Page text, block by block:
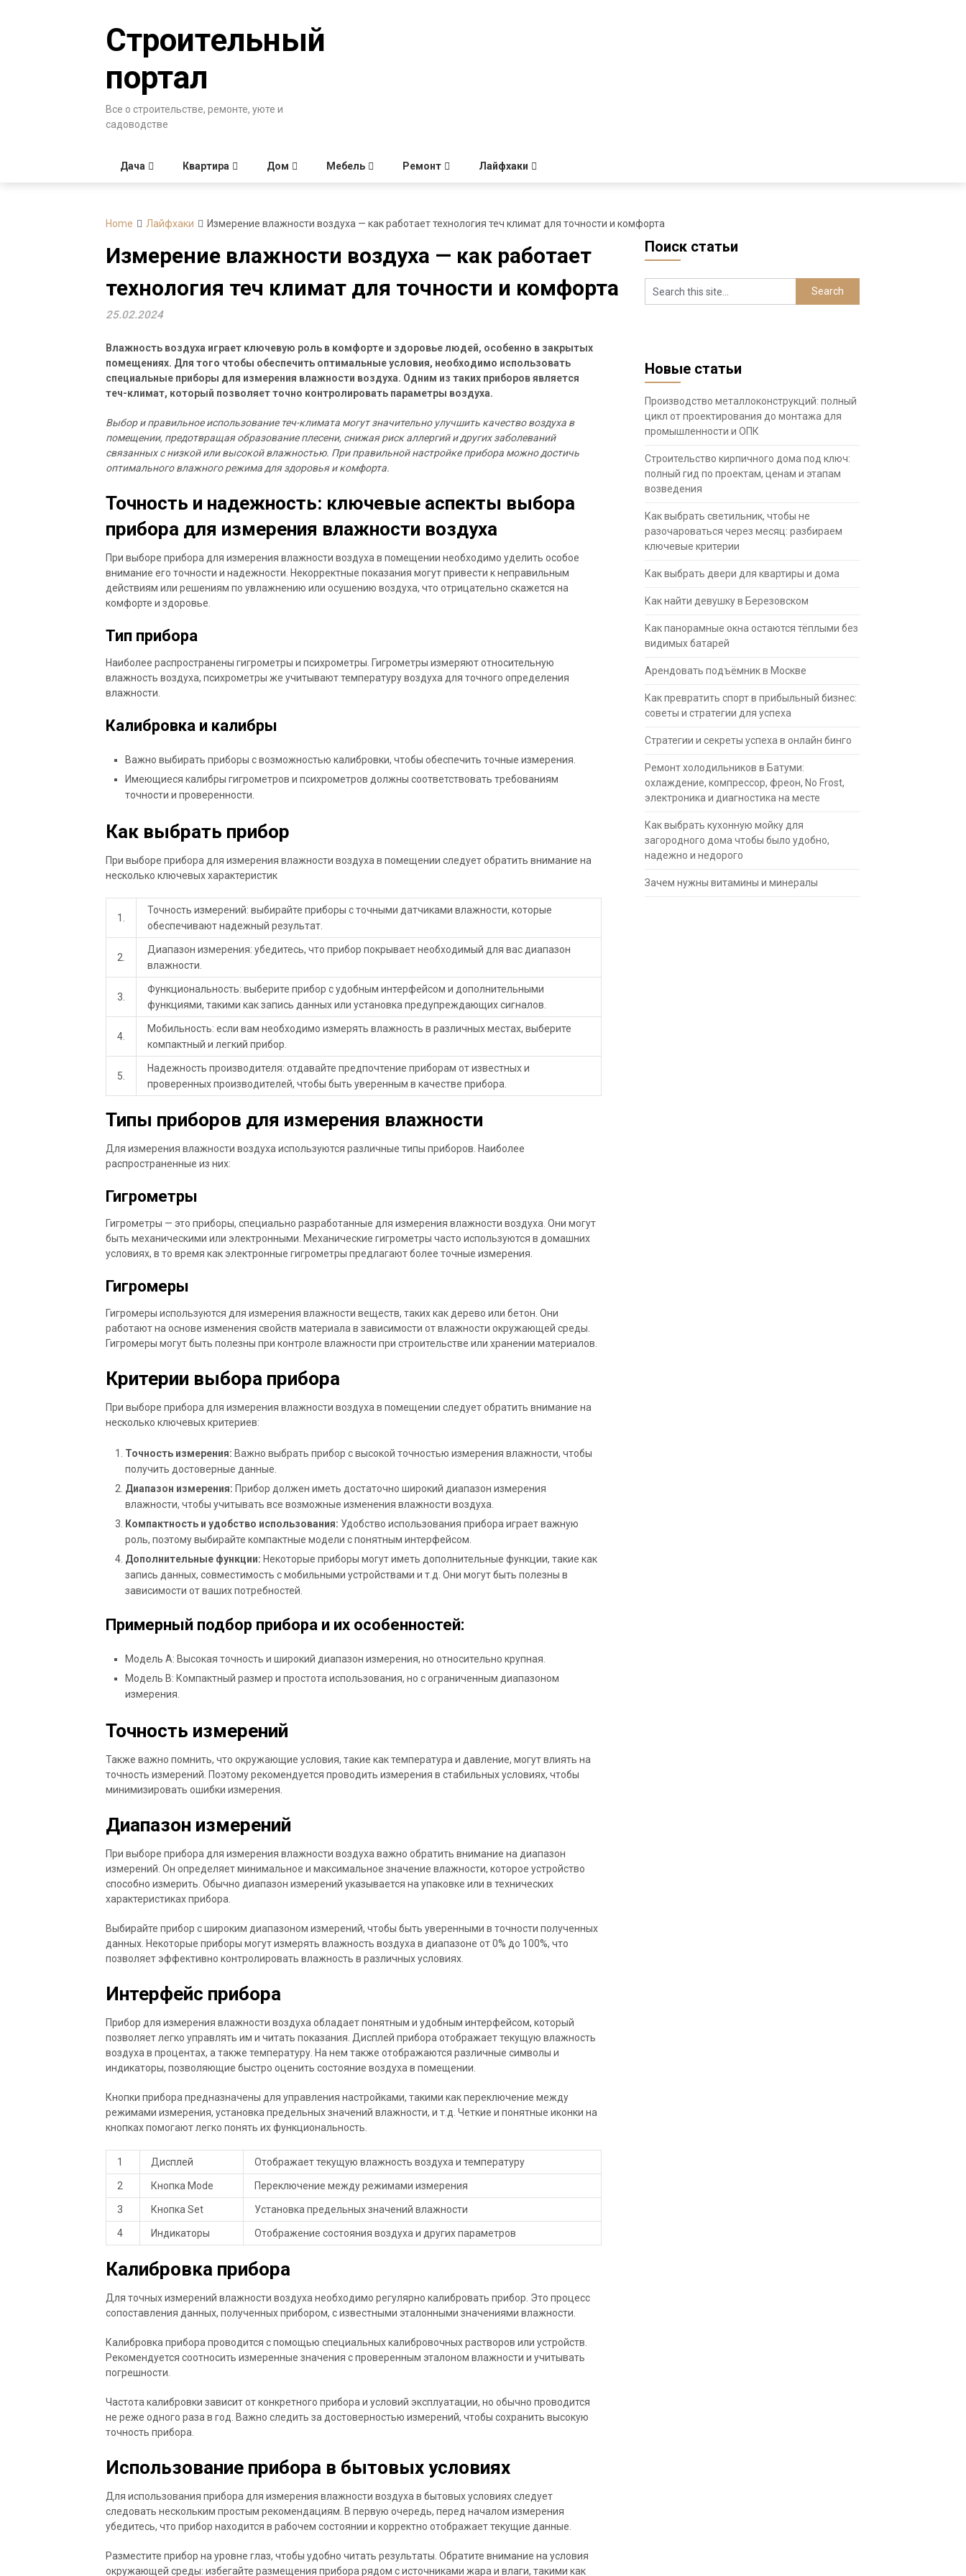
Строительный
портал
Все о строительстве, ремонте, уюте и
садоводстве
Дача Квартира Дом Мебель Ремонт Лайфхаки
Home Лайфхаки Измерение влажности воздуха — как работает технология теч климат для точности и комфорта
Измерение влажности воздуха — как работает
технология теч климат для точности и комфорта
25.02.2024
Влажность воздуха играет ключевую роль в комфорте и здоровье людей, особенно в закрытых
помещениях. Для того чтобы обеспечить оптимальные условия, необходимо использовать
специальные приборы для измерения влажности воздуха. Одним из таких приборов является
теч-климат, который позволяет точно контролировать параметры воздуха.
Выбор и правильное использование теч-климата могут значительно улучшить качество воздуха в
помещении, предотвращая образование плесени, снижая риск аллергий и других заболеваний
связанных с низкой или высокой влажностью. При правильной настройке прибора можно достичь
оптимального влажного режима для здоровья и комфорта.
Точность и надежность: ключевые аспекты выбора
прибора для измерения влажности воздуха
При выборе прибора для измерения влажности воздуха в помещении необходимо уделить особое
внимание его точности и надежности. Некорректные показания могут привести к неправильным
действиям или решениям по увлажнению или осушению воздуха, что отрицательно скажется на
комфорте и здоровье.
Тип прибора
Наиболее распространены гигрометры и психрометры. Гигрометры измеряют относительную
влажность воздуха, психрометры же учитывают температуру воздуха для точного определения
влажности.
Калибровка и калибры
Важно выбирать приборы с возможностью калибровки, чтобы обеспечить точные измерения.
Имеющиеся калибры гигрометров и психрометров должны соответствовать требованиям
точности и проверенности.
Как выбрать прибор
При выборе прибора для измерения влажности воздуха в помещении следует обратить внимание на
несколько ключевых характеристик
1.
Точность измерений: выбирайте приборы с точными датчиками влажности, которые
обеспечивают надежный результат.
2.
Диапазон измерения: убедитесь, что прибор покрывает необходимый для вас диапазон
влажности.
3.
Функциональность: выберите прибор с удобным интерфейсом и дополнительными
функциями, такими как запись данных или установка предупреждающих сигналов.
4.
Мобильность: если вам необходимо измерять влажность в различных местах, выберите
компактный и легкий прибор.
5.
Надежность производителя: отдавайте предпочтение приборам от известных и
проверенных производителей, чтобы быть уверенным в качестве прибора.
Типы приборов для измерения влажности
Для измерения влажности воздуха используются различные типы приборов. Наиболее
распространенные из них:
Гигрометры
Гигрометры — это приборы, специально разработанные для измерения влажности воздуха. Они могут
быть механическими или электронными. Механические гигрометры часто используются в домашних
условиях, в то время как электронные гигрометры предлагают более точные измерения.
Гигромеры
Гигромеры используются для измерения влажности веществ, таких как дерево или бетон. Они
работают на основе изменения свойств материала в зависимости от влажности окружающей среды.
Гигромеры могут быть полезны при контроле влажности при строительстве или хранении материалов.
Критерии выбора прибора
При выборе прибора для измерения влажности воздуха в помещении следует обратить внимание на
несколько ключевых критериев:
Точность измерения: Важно выбрать прибор с высокой точностью измерения влажности, чтобы
получить достоверные данные.
Диапазон измерения: Прибор должен иметь достаточно широкий диапазон измерения
влажности, чтобы учитывать все возможные изменения влажности воздуха.
Компактность и удобство использования: Удобство использования прибора играет важную
роль, поэтому выбирайте компактные модели с понятным интерфейсом.
Дополнительные функции: Некоторые приборы могут иметь дополнительные функции, такие как
запись данных, совместимость с мобильными устройствами и т.д. Они могут быть полезны в
зависимости от ваших потребностей.
Примерный подбор прибора и их особенностей:
Модель A: Высокая точность и широкий диапазон измерения, но относительно крупная.
Модель B: Компактный размер и простота использования, но с ограниченным диапазоном
измерения.
Точность измерений
Также важно помнить, что окружающие условия, такие как температура и давление, могут влиять на
точность измерений. Поэтому рекомендуется проводить измерения в стабильных условиях, чтобы
минимизировать ошибки измерения.
Диапазон измерений
При выборе прибора для измерения влажности воздуха важно обратить внимание на диапазон
измерений. Он определяет минимальное и максимальное значение влажности, которое устройство
способно измерить. Обычно диапазон измерений указывается на упаковке или в технических
характеристиках прибора.
Выбирайте прибор с широким диапазоном измерений, чтобы быть уверенными в точности полученных
данных. Некоторые приборы могут измерять влажность воздуха в диапазоне от 0% до 100%, что
позволяет эффективно контролировать влажность в различных условиях.
Интерфейс прибора
Прибор для измерения влажности воздуха обладает понятным и удобным интерфейсом, который
позволяет легко управлять им и читать показания. Дисплей прибора отображает текущую влажность
воздуха в процентах, а также температуру. На нем также отображаются различные символы и
индикаторы, позволяющие быстро оценить состояние воздуха в помещении.
Кнопки прибора предназначены для управления настройками, такими как переключение между
режимами измерения, установка предельных значений влажности, и т.д. Четкие и понятные иконки на
кнопках помогают легко понять их функциональность.
1 Дисплей Отображает текущую влажность воздуха и температуру
2 Кнопка Mode Переключение между режимами измерения
3 Кнопка Set Установка предельных значений влажности
4 Индикаторы Отображение состояния воздуха и других параметров
Калибровка прибора
Для точных измерений влажности воздуха необходимо регулярно калибровать прибор. Это процесс
сопоставления данных, полученных прибором, с известными эталонными значениями влажности.
Калибровка прибора проводится с помощью специальных калибровочных растворов или устройств.
Рекомендуется соотносить измеренные значения с проверенным эталоном влажности и учитывать
погрешности.
Частота калибровки зависит от конкретного прибора и условий эксплуатации, но обычно проводится
не реже одного раза в год. Важно следить за достоверностью измерений, чтобы сохранить высокую
точность прибора.
Использование прибора в бытовых условиях
Для использования прибора для измерения влажности воздуха в бытовых условиях следует
следовать нескольким простым рекомендациям. В первую очередь, перед началом измерения
убедитесь, что прибор находится в рабочем состоянии и корректно отображает текущие данные.
Разместите прибор на уровне глаз, чтобы удобно читать результаты. Обратите внимание на условия
окружающей среды: избегайте размещения прибора рядом с источниками жара и влаги, такими как
Поиск статьи
Новые статьи
Производство металлоконструкций: полный
цикл от проектирования до монтажа для
промышленности и ОПК
Строительство кирпичного дома под ключ:
полный гид по проектам, ценам и этапам
возведения
Как выбрать светильник, чтобы не
разочароваться через месяц: разбираем
ключевые критерии
Как выбрать двери для квартиры и дома
Как найти девушку в Березовском
Как панорамные окна остаются тёплыми без
видимых батарей
Арендовать подъёмник в Москве
Как превратить спорт в прибыльный бизнес:
советы и стратегии для успеха
Стратегии и секреты успеха в онлайн бинго
Ремонт холодильников в Батуми:
охлаждение, компрессор, фреон, No Frost,
электроника и диагностика на месте
Как выбрать кухонную мойку для
загородного дома чтобы было удобно,
надежно и недорого
Зачем нужны витамины и минералы